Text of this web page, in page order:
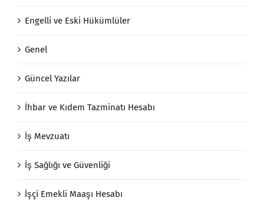
Engelli ve Eski Hükümlüler
Genel
Güncel Yazılar
İhbar ve Kıdem Tazminatı Hesabı
İş Mevzuatı
İş Sağlığı ve Güvenliği
İşçi Emekli Maaşı Hesabı